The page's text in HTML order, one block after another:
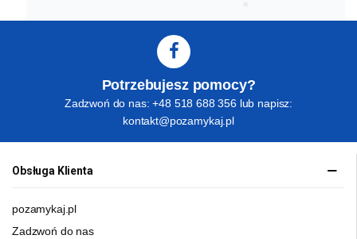
Potrzebujesz pomocy?
Zadzwoń do nas: +48 518 688 356 lub napisz:
kontakt@pozamykaj.pl
Obsługa Klienta
pozamykaj.pl
Zadzwoń do nas